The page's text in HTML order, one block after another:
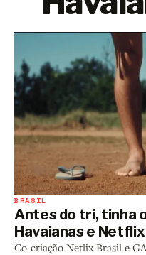
BRASIL
Antes do tri, tinha
Havaianas e
Co-criação Netlix Brasil e